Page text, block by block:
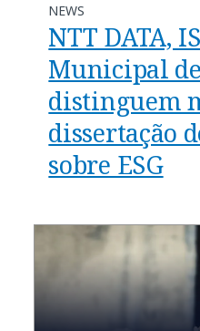
NEWS
NTT DATA,
Municipal
distinguem
dissertação
sobre ESG